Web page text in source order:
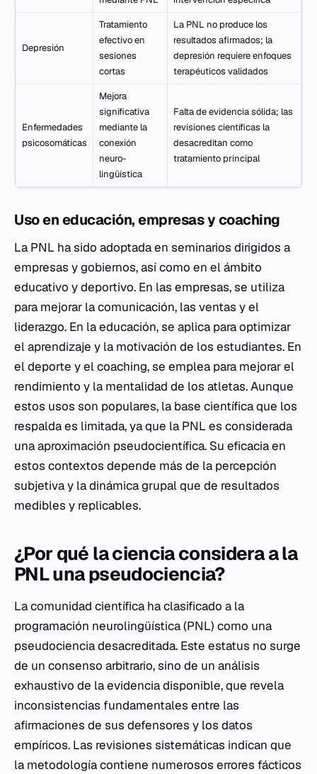
Depresión
Tratamiento
efectivo en
sesiones
cortas
La PNL no produce los
resultados afirmados; la
depresión requiere enfoques
terapéuticos validados
Enfermedades
psicosomáticas
Mejora
significativa
mediante la
conexión
neuro-
lingüística
Falta de evidencia sólida; las
revisiones científicas la
desacreditan como
tratamiento principal
Uso en educación, empresas y coaching
La PNL ha sido adoptada en seminarios dirigidos a
empresas y gobiernos, así como en el ámbito
educativo y deportivo. En las empresas, se utiliza
para mejorar la comunicación, las ventas y el
liderazgo. En la educación, se aplica para optimizar
el aprendizaje y la motivación de los estudiantes. En
el deporte y el coaching, se emplea para mejorar el
rendimiento y la mentalidad de los atletas. Aunque
estos usos son populares, la base científica que los
respalda es limitada, ya que la PNL es considerada
una aproximación pseudocientífica. Su eficacia en
estos contextos depende más de la percepción
subjetiva y la dinámica grupal que de resultados
medibles y replicables.
¿Por qué la ciencia considera a la
PNL una pseudociencia?
La comunidad científica ha clasificado a la
programación neurolingüística (PNL) como una
pseudociencia desacreditada. Este estatus no surge
de un consenso arbitrario, sino de un análisis
exhaustivo de la evidencia disponible, que revela
inconsistencias fundamentales entre las
afirmaciones de sus defensores y los datos
empíricos. Las revisiones sistemáticas indican que
la metodología contiene numerosos errores fácticos